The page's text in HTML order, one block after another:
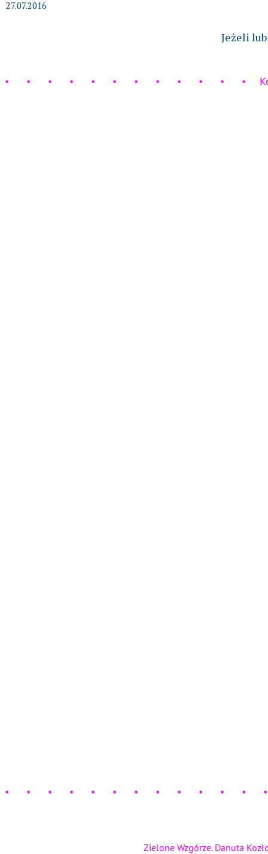
27.07.2016
Jeżeli
Zielone Wzgórze. Danuta